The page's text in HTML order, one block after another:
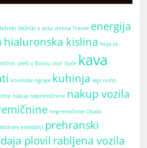
dežniki v avtu dolina Trente energija
hialuronska kislina hoja za
izleti v Bovcu izvir Soče kava
kovinske ograje kuhinja lepi nohti
nakup nepremičnine nakup vozila
nepremičnine Obala
koledarji prehranski
plovil rabljena vozila